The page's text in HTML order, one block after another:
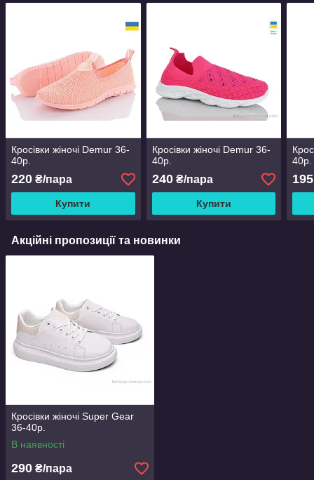
Кросівки жіночі Demur 36-
40р.
220 ₴/пара
Купити
Кросівки жіночі Demur 36-
40р.
240₴/пара
Купити
40р.
195
Акційні пропозиції та новинки
Кросівки жіночі Super Gear
36-40р.
В наявності
290 ₴/пара